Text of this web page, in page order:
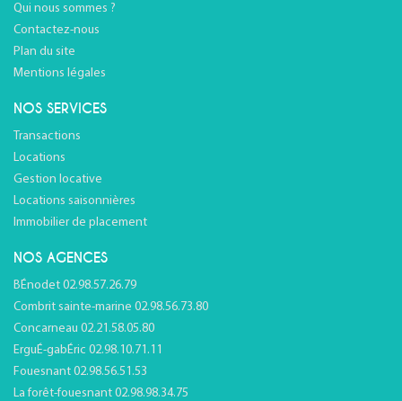
Qui nous sommes ?
Contactez-nous
Plan du site
Mentions légales
NOS SERVICES
Transactions
Locations
Gestion locative
Locations saisonnières
Immobilier de placement
NOS AGENCES
BÉnodet 02.98.57.26.79
Combrit sainte-marine 02.98.56.73.80
Concarneau 02.21.58.05.80
ErguÉ-gabÉric 02.98.10.71.11
Fouesnant 02.98.56.51.53
La forêt-fouesnant 02.98.98.34.75